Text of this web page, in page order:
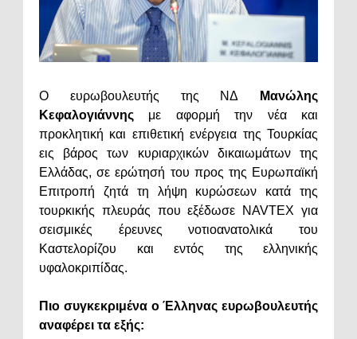
Ο ευρωβουλευτής της ΝΔ
Μανώλης
Κεφαλογιάννης με αφορμή την νέα και
προκλητική και επιθετική ενέργεια της Τουρκίας
εις βάρος των κυριαρχικών δικαιωμάτων της
Ελλάδας, σε ερώτησή του προς της Ευρωπαϊκή
Επιτροπή ζητά τη λήψη κυρώσεων κατά της
τουρκικής πλευράς που εξέδωσε NAVTEX για
σεισμικές έρευνες νοτιοανατολικά του
Καστελορίζου και εντός της ελληνικής
υφαλοκριπίδας.
Πιο συγκεκριμένα ο Έλληνας ευρωβουλευτής
αναφέρει τα εξής: